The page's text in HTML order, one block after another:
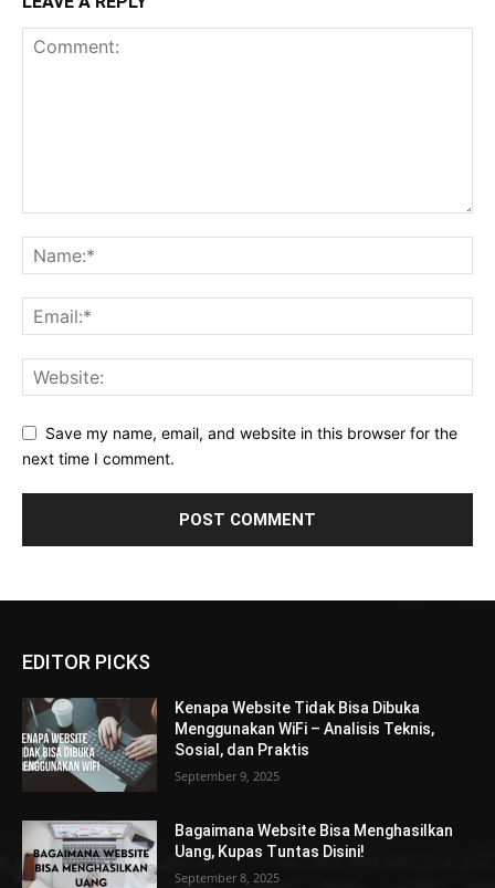
Save my name, email, and website in this browser for the
next time I comment.
EDITOR PICKS
Kenapa Website Tidak Bisa Dibuka
Menggunakan WiFi – Analisis Teknis,
Sosial, dan Praktis
September 9, 2025
Bagaimana Website Bisa Menghasilkan
Uang, Kupas Tuntas Disini!
September 8, 2025